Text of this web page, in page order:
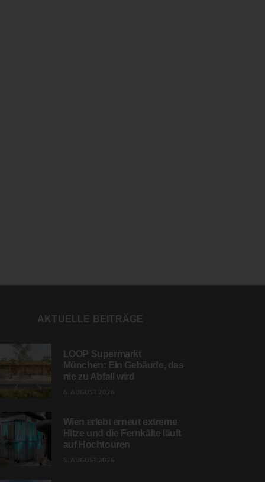
AKTUELLE BEITRÄGE
LOOP Supermarkt
München: Ein Gebäude, das
nie zu Abfall wird
Wien erlebt erneut extreme
Hitze und die Fernkälte läuft
auf Hochtouren